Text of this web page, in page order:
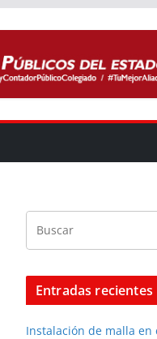
Entradas recientes
Instalación de malla en